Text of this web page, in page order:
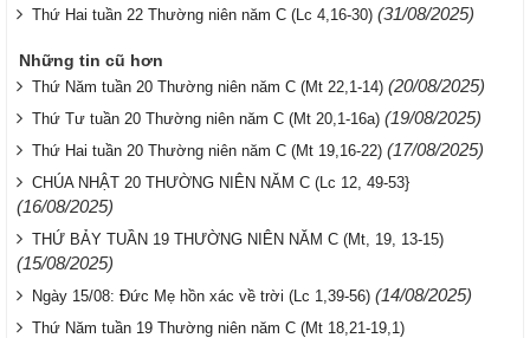
Thứ Hai tuần 22 Thường niên năm C (Lc 4,16-30) (31/08/2025)
Những tin cũ hơn
Thứ Năm tuần 20 Thường niên năm C (Mt 22,1-14) (20/08/2025)
Thứ Tư tuần 20 Thường niên năm C (Mt 20,1-16a) (19/08/2025)
Thứ Hai tuần 20 Thường niên năm C (Mt 19,16-22) (17/08/2025)
CHÚA NHẬT 20 THƯỜNG NIÊN NĂM C (Lc 12, 49-53}
(16/08/2025)
THỨ BẢY TUẦN 19 THƯỜNG NIÊN NĂM C (Mt, 19, 13-15)
(15/08/2025)
Ngày 15/08: Đức Mẹ hồn xác về trời (Lc 1,39-56) (14/08/2025)
Thứ Năm tuần 19 Thường niên năm C (Mt 18,21-19,1)